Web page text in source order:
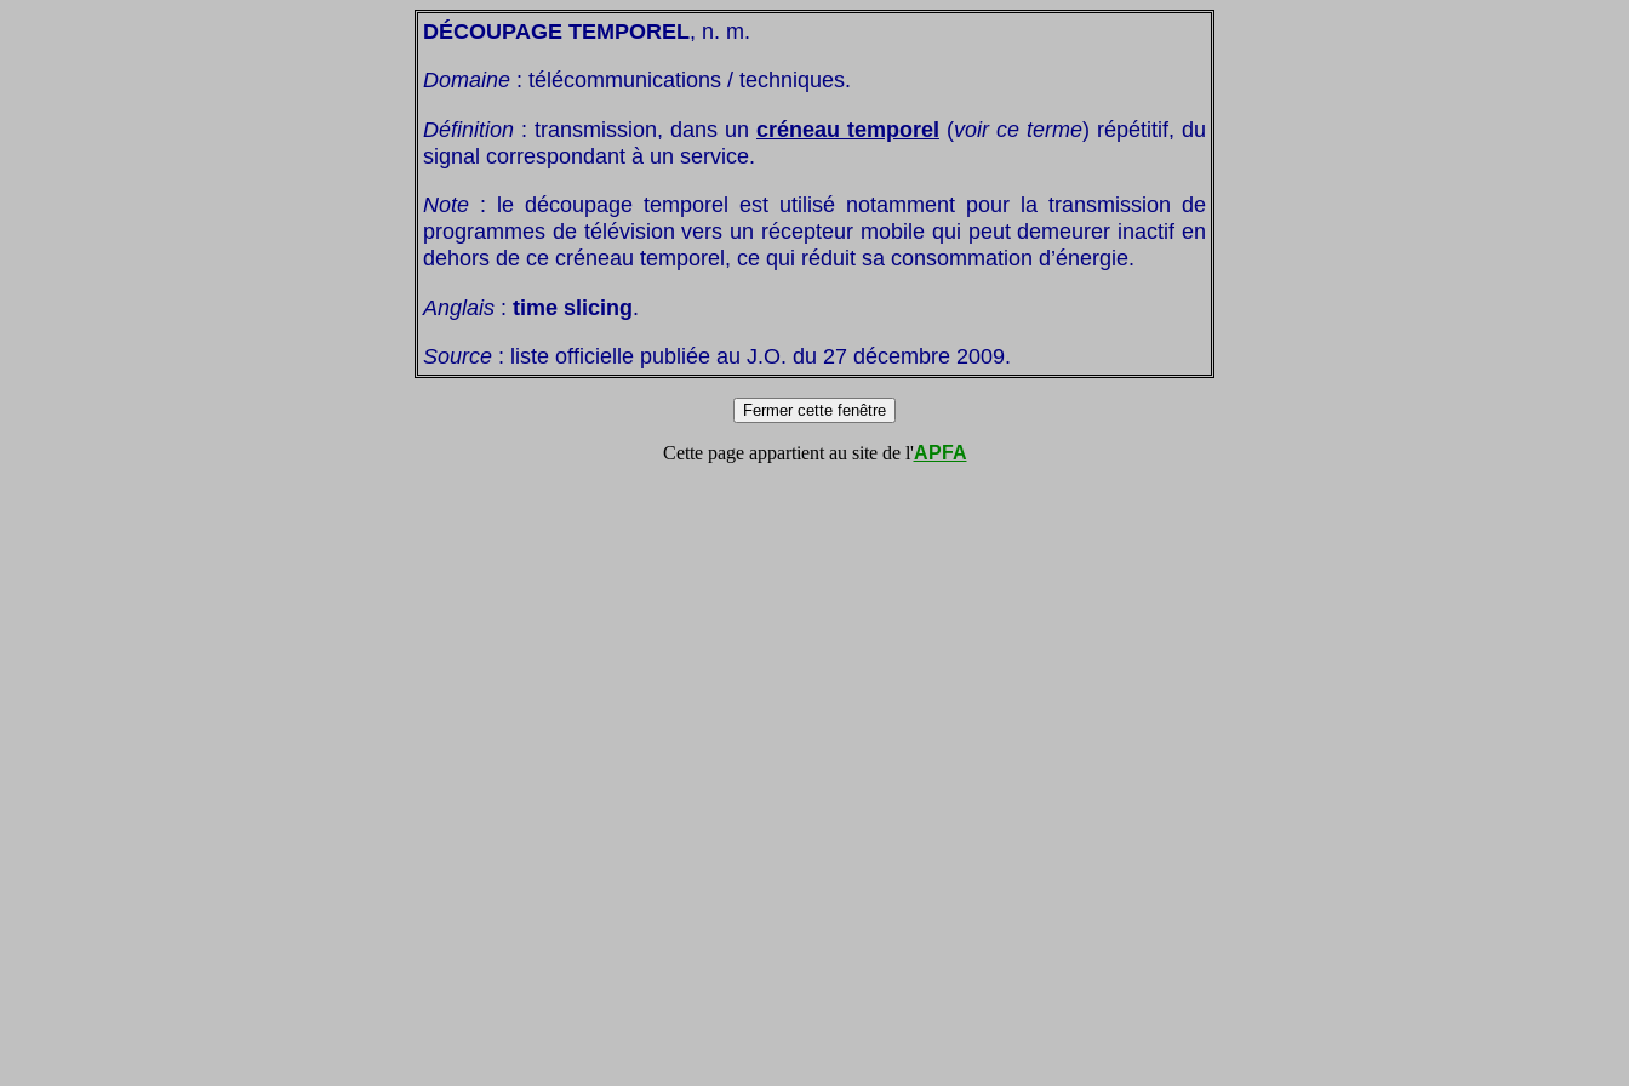
DÉCOUPAGE TEMPOREL, n. m.
Domaine : télécommunications / techniques.
Définition : transmission, dans un créneau temporel (voir ce terme) répétitif, du
signal correspondant à un service.
Note : le découpage temporel est utilisé notamment pour la transmission de
programmes de télévision vers un récepteur mobile qui peut demeurer inactif en
dehors de ce créneau temporel, ce qui réduit sa consommation d’énergie.
Anglais : time slicing.
Source : liste officielle publiée au J.O. du 27 décembre 2009.
Cette page appartient au site de l'APFA